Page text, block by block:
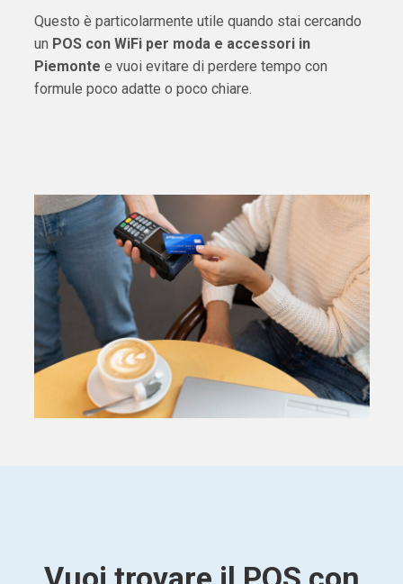
Questo è particolarmente utile quando stai cercando
un POS con WiFi per moda e accessori in
Piemonte e vuoi evitare di perdere tempo con
formule poco adatte o poco chiare.